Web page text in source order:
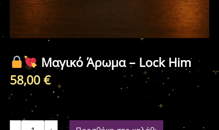
Μαγικό Άρωμα – Lock Him
58,00€